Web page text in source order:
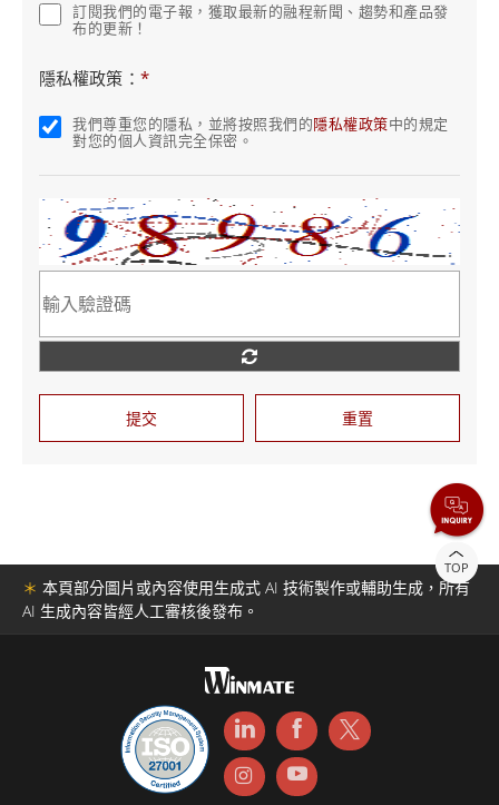
訂閱我們的電子報，獲取最新的融程新聞、趨勢和產品發
布的更新！
隱私權政策： *
我們尊重您的隱私，並將按照我們的隱私權政策中的規定
對您的個人資訊完全保密。
提交 重置
TOP
＊ 本頁部分圖片或內容使用生成式 AI 技術製作或輔助生成，所有
AI 生成內容皆經人工審核後發布。